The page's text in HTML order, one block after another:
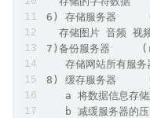
6) 存储服务器
存储图片 音频 视
7)备份服务器
存储网站所有服务
8) 缓存服务器
a 将数据信息存储
b 减缓服务器